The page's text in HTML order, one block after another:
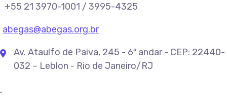
+55 21 3970-1001 / 3995-4325
abegas@abegas.org.br
Av. Ataulfo de Paiva, 245 - 6º andar - CEP: 22440-
032 – Leblon - Rio de Janeiro/RJ